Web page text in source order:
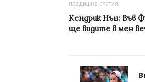
предишна статия
Кендрик Нън: Във
ще видите в мен